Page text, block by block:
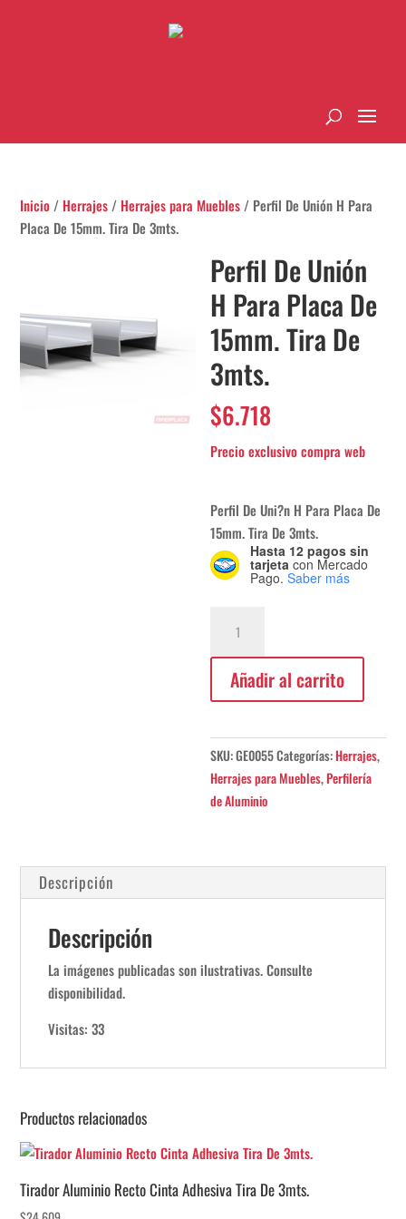
Inicio / Herrajes / Herrajes para Muebles / Perfil De Unión H Para
Placa De 15mm. Tira De 3mts.
Perfil De Unión
H Para Placa De
15mm. Tira De
3mts.
$6.718
Perfil De Uni?n H Para Placa De
15mm. Tira De 3mts.
Hasta 12 pagos sin
tarjeta con Mercado
Pago. Saber más
Unión
Para
De
15mm.
Tira
cantidad
Añadir al carrito
SKU:GE0055Categorías:Herrajes,
Herrajes para Muebles,Perfilería
de Aluminio
Descripción
Descripción
La imágenes publicadas son ilustrativas. Consulte
disponibilidad.
Visitas: 33
Productos relacionados
Tirador Aluminio Recto Cinta Adhesiva Tira De 3mts.